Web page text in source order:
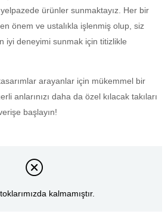
ürünler sunmaktayız. Her bir
önem ve ustalıkla işlenmiş olup, siz
iyi deneyimi sunmak için titizlikle
arayanlar için mükemmel bir
anlarınızı daha da özel kılacak takıları
başlayın!
kalmamıştır.